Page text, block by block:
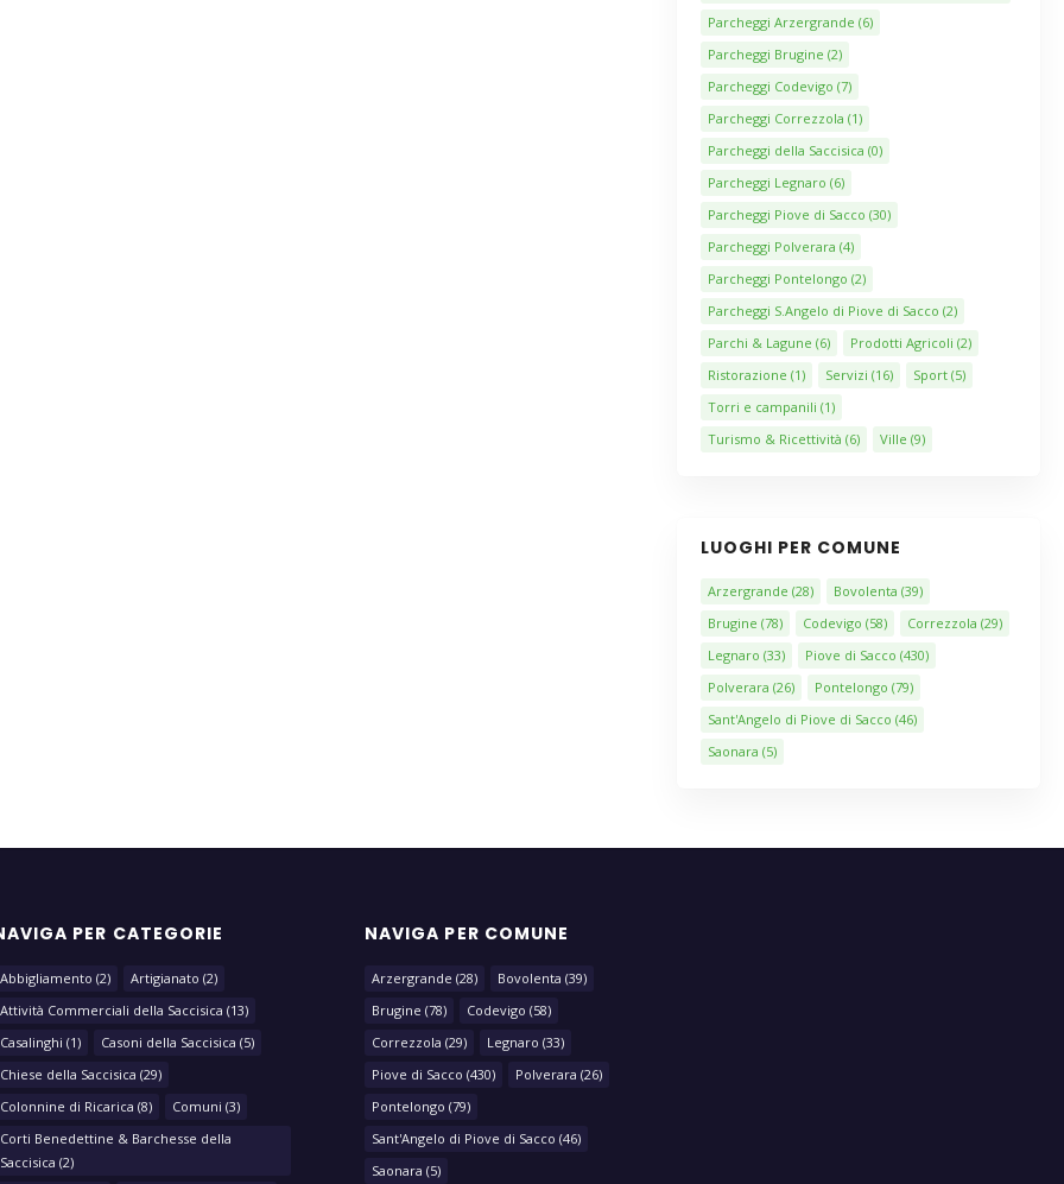
Parcheggi Arzergrande (6)
Parcheggi Brugine (2)
Parcheggi Codevigo (7)
Parcheggi Correzzola (1)
Parcheggi della Saccisica (0)
Parcheggi Legnaro (6)
Parcheggi Piove di Sacco (30)
Parcheggi Polverara (4)
Parcheggi Pontelongo (2)
Parcheggi S.Angelo di Piove di Sacco (2)
Parchi & Lagune (6) Prodotti Agricoli (2)
Ristorazione (1) Servizi (16) Sport(5)
Torri e campanili (1)
Turismo & Ricettività (6) Ville (9)
LUOGHI PER COMUNE
Arzergrande (28) Bovolenta (39)
Brugine (78) Codevigo (58) Correzzola (29)
Legnaro (33) Piove di Sacco (430)
Polverara (26) Pontelongo (79)
Sant'Angelo di Piove di Sacco (46)
Saonara (5)
PER CATEGORIE
Abbigliamento (2) Artigianato (2)
Attività Commerciali della Saccisica (13)
Casalinghi (1) Casoni della Saccisica (5)
Chiese della Saccisica (29)
Colonnine di Ricarica (8) Comuni (3)
Corti Benedettine & Barchesse della
Saccisica (2)
NAVIGA PER COMUNE
Arzergrande (28) Bovolenta (39)
Brugine (78) Codevigo (58)
Correzzola (29) Legnaro (33)
Piove di Sacco (430) Polverara (26)
Pontelongo (79)
Sant'Angelo di Piove di Sacco (46)
Saonara (5)